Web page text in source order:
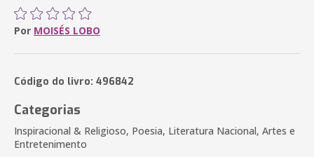
Por MOISÉS LOBO
Código do livro: 496842
Categorias
Inspiracional & Religioso, Poesia, Literatura Nacional, Artes e
Entretenimento